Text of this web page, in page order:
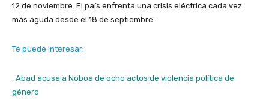
12 de noviembre. El país enfrenta una crisis eléctrica cada vez
más aguda desde el 18 de septiembre.
Te puede interesar:
Abad acusa a Noboa de ocho actos de violencia política de
género